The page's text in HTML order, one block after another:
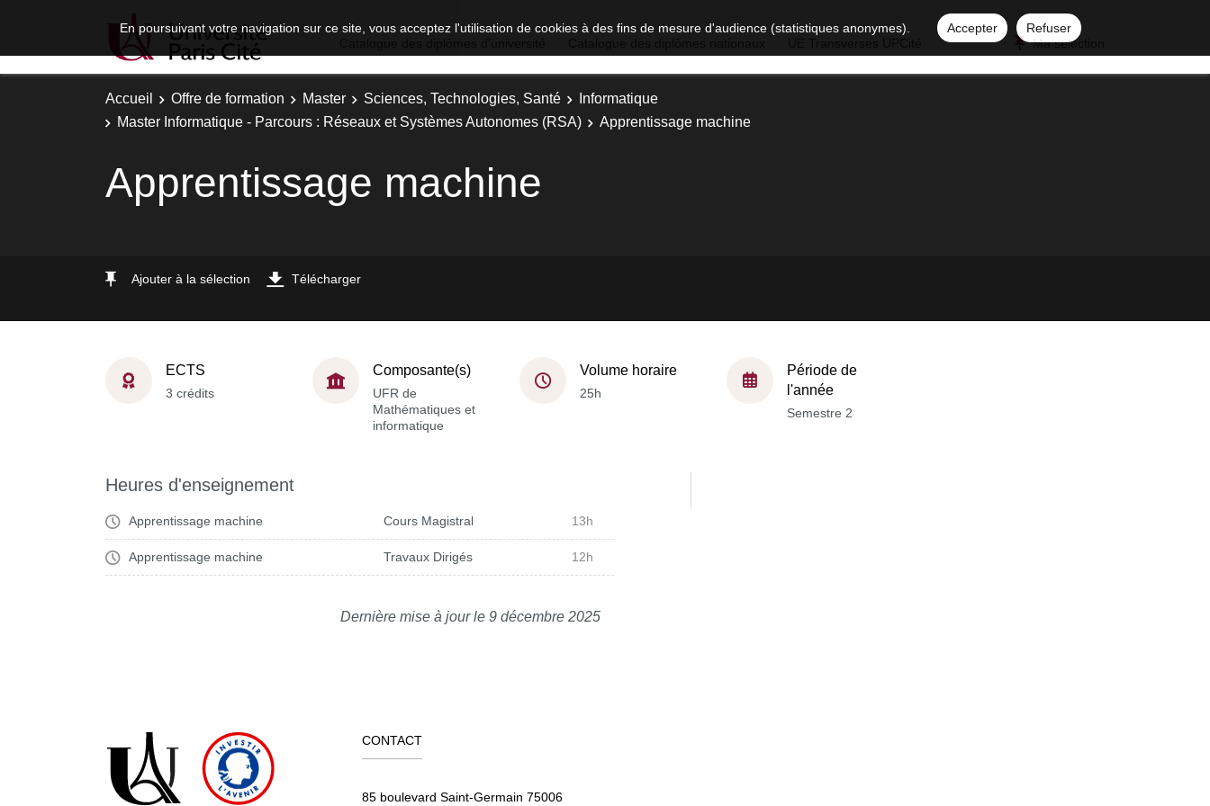
En poursuivant votre navigation sur ce site, vous acceptez l'utilisation de cookies à des fins de mesure d'audience (statistiques anonymes). Accepter
Refuser
Ma sélection
Accueil Offre de formation Master Sciences, Technologies, Santé
Informatique
Master Informatique - Parcours : Réseaux et Systèmes Autonomes (RSA)
Apprentissage machine
Apprentissage machine
Ajouter à la sélection Télécharger
ECTS
3 crédits
Composante(s)
UFR de
Mathématiques et
informatique
Volume horaire
25h
Période de
l'année
Semestre 2
Heures d'enseignement
Apprentissage machine Cours Magistral 13h
Apprentissage machine Travaux Dirigés 12h
Dernière mise à jour le 9 décembre 2025
CONTACT
85 boulevard Saint-Germain 75006